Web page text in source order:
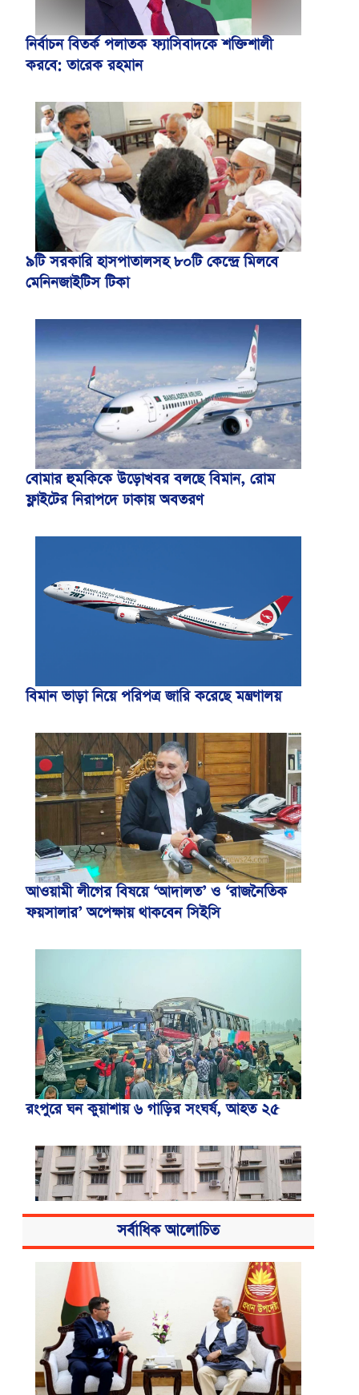
নির্বাচন বিতর্ক পলাতক ফ্যাসিবাদকে শক্তিশালী
করবে: তারেক রহমান
৯টি সরকারি হাসপাতালসহ ৮০টি কেন্দ্রে মিলবে
মেনিনজাইটিস টিকা
বোমার হুমকিকে উড়োখবর বলছে বিমান, রোম
ফ্লাইটের নিরাপদে ঢাকায় অবতরণ
বিমান ভাড়া নিয়ে পরিপত্র জারি করেছে মন্ত্রণালয়
আওয়ামী লীগের বিষয়ে ‘আদালত’ ও ‘রাজনৈতিক
ফয়সালার’ অপেক্ষায় থাকবেন সিইসি
রংপুরে ঘন কুয়াশায় ৬ গাড়ির সংঘর্ষ, আহত ২৫
বিএসএমএমইউয়ের নতুন নাম বাংলাদেশ
মেডিকেল বিশ্ববিদ্যালয়
সর্বাধিক আলোচিত